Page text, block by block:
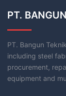
PT.
PT. Bangun
including steel
procurement,
equipment and